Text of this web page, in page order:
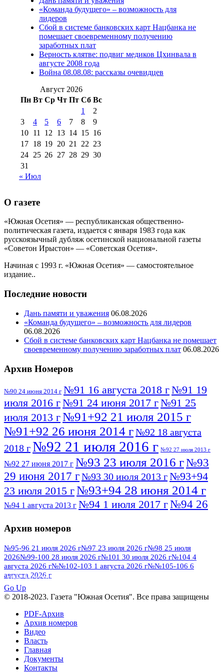
2012 г(15)№97 30 июля 2015 г
(15)№98 1 августа 2015 г
августа 2016 г(10)№98 5 июля 2014 г(10)
№98 8 августа 2013 г
августа 2012 г(14)
2017 г(9)
№99 4 августа
2016 г(12) №99 8 июля 2014 г
августа 2012 г(11)
августа 2013 г
(12)
«Команда будущего» – возможность для
лидеров
Сбой в системе банковских карт Нацбанка не
помешает своевременному получению
заработных плат
Верность клятве: подвиг медиков Цхинвала в
августе 2008 года
Война 08.08.08: рассказы очевидцев
Август 2026
Пн Вт Ср Чт Пт Сб Вс
1
2
3
4 5 6 7 8
9
10 11 12 13 14 15 16
17 18 19 20 21 22 23
24 25 26 27 28 29 30
31
« Июл
О газете
«Южная Осетия» — республиканская общественно-
политическая газета, издается с января 1983 года как
русскоязычный дубляж осетинской национальной газеты
«Советон Ирыстон» — «Советская Осетия».
Начиная с 1993 г. «Южная Осетия» — самостоятельное
издание..
Последние новости
Дань памяти и уважения 06.08.2026
«Команда будущего» – возможность для лидеров
06.08.2026
Сбой в системе банковских карт Нацбанка не помешает
своевременному получению заработных плат 06.08.2026
Архив Номеров
№90 24 июня 2014 г №91 16 августа 2018 г№91 19
июля 2016 г№91 24 июня 2017 г№91 25
июля 2013 г№91+92 21 июля 2015 г
№91+92 26 июня 2014 г№92 18 августа
2018 г№92 21 июля 2016 г №92 27 июля 2013 г
№92 27 июня 2017 г №93 23 июля 2016 г№93
29 июня 2017 г№93 30 июля 2013 г№93+94
23 июля 2015 г№93+94 28 июня 2014 г
№94 1 августа 2013 г №94 1 июля 2017 г№94 26
№95 7 августа 2012 г
№95 28 июля 2016 г№95+96 3 августа
2013 г№96 6 июля 2017 г№96 9 августа
2012 г №96 28 июля 2015 г
№96+97 30 июля 2016 г
№97 11 августа 2012 г
№97 30 июля 2015 г
№98 2 августа 2016 г
августа 2013 г
№98+99 11 июля 2017 г
Архив номеров
№95-96 21 июля 2026 г№97 23 июля 2026 г№98 25 июля
2026№99-100 28 июля 2026 г№101 30 июля 2026 г№104 4
августа 2026 г№№102-103 1 августа 2026 г№№105-106 6
августа 2026 г
ПОСМОТРЕТЬ ВСЕ
Go Up
© 2018-2023. Газета "Южная Осетия". Все права защищены
PDF-Архив
Архив номеров
Видео
Власть
Главная
Документы
Контакты